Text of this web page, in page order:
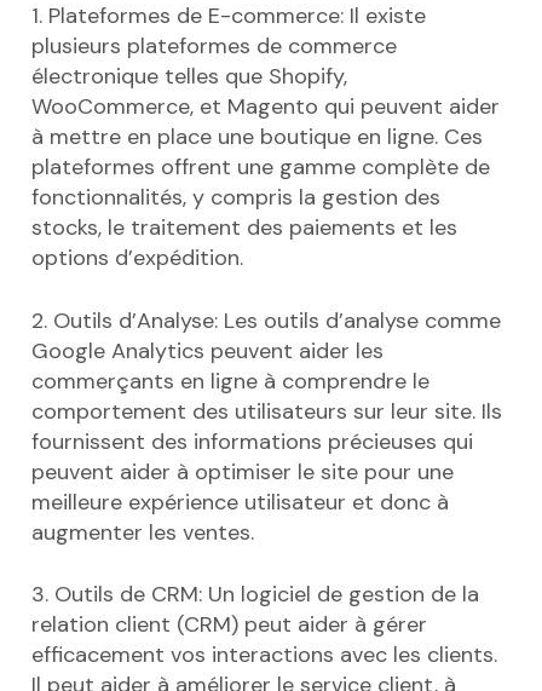
1. Plateformes de E-commerce: Il existe
plusieurs plateformes de commerce
électronique telles que Shopify,
WooCommerce, et Magento qui peuvent aider
à mettre en place une boutique en ligne. Ces
plateformes offrent une gamme complète de
fonctionnalités, y compris la gestion des
stocks, le traitement des paiements et les
options d’expédition.
2. Outils d’Analyse: Les outils d’analyse comme
Google Analytics peuvent aider les
commerçants en ligne à comprendre le
comportement des utilisateurs sur leur site. Ils
fournissent des informations précieuses qui
peuvent aider à optimiser le site pour une
meilleure expérience utilisateur et donc à
augmenter les ventes.
3. Outils de CRM: Un logiciel de gestion de la
relation client (CRM) peut aider à gérer
efficacement vos interactions avec les clients.
Il peut aider à améliorer le service client, à